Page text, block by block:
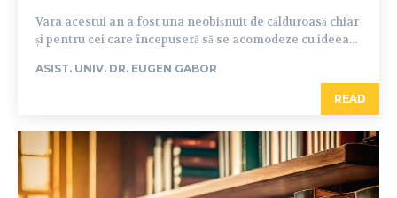
Vara acestui an a fost una neobișnuit de călduroasă chiar
și pentru cei care începuseră să se acomodeze cu ideea...
ASIST. UNIV. DR. EUGEN GABOR
READ